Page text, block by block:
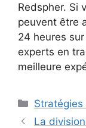
Redspher. Si
peuvent être
24 heures
experts en
meilleure
La